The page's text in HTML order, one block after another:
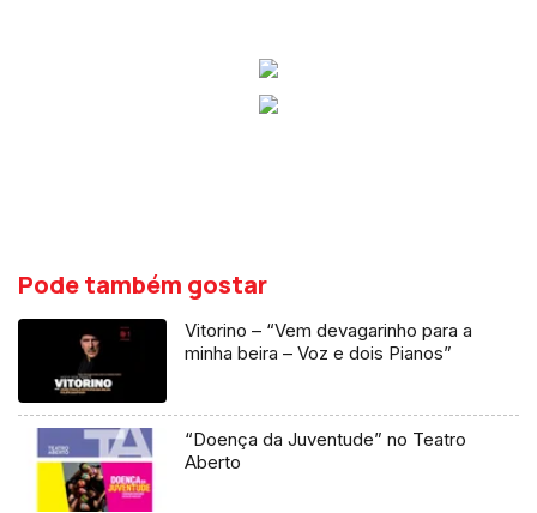
Pode também gostar
Vitorino – “Vem devagarinho para a
minha beira – Voz e dois Pianos”
“Doença da Juventude” no Teatro
Aberto